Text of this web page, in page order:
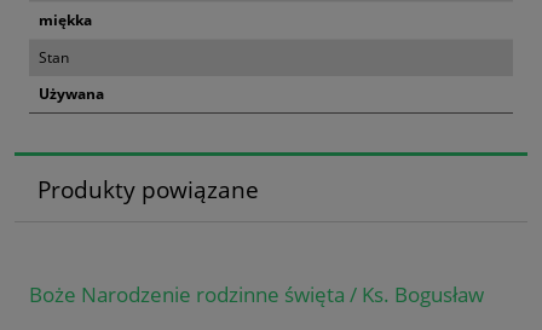
miękka
Stan
Używana
Produkty powiązane
Boże Narodzenie rodzinne święta / Ks. Bogusław